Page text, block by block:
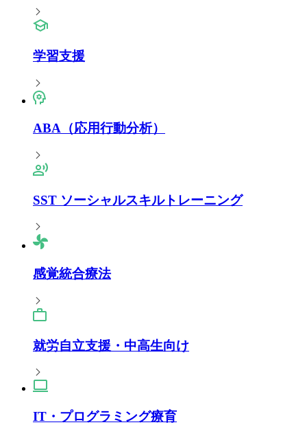
学習支援
ABA（応用行動分析）
SST ソーシャルスキルトレーニング
感覚統合療法
就労自立支援・中高生向け
IT・プログラミング療育